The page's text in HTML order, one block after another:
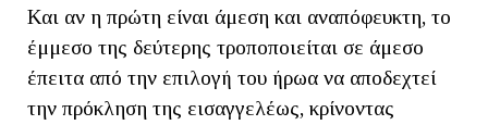
Και αν η πρώτη είναι άμεση και αναπόφευκτη, το
έμμεσο της δεύτερης τροποποιείται σε άμεσο
έπειτα από την επιλογή του ήρωα να αποδεχτεί
την πρόκληση της εισαγγελέως, κρίνοντας